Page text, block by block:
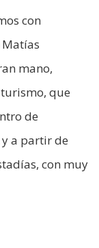
con
mano,
que
de
a partir de
con muy